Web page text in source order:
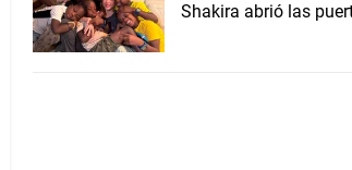
Shakira abrió las